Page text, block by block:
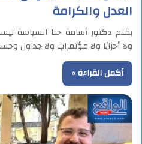
العدل والكرامة
بقلم دكتور أسامة حنا السياسة
ولا أحزابًا ولا مؤتمراتٍ ولا جداول
أكمل القراءة »